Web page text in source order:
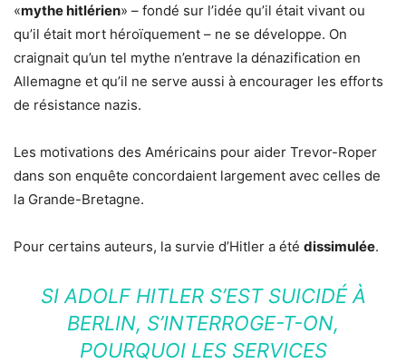
«mythe hitlérien» – fondé sur l’idée qu’il était vivant ou
qu’il était mort héroïquement – ne se développe. On
craignait qu’un tel mythe n’entrave la dénazification en
Allemagne et qu’il ne serve aussi à encourager les efforts
de résistance nazis.
Les motivations des Américains pour aider Trevor-Roper
dans son enquête concordaient largement avec celles de
la Grande-Bretagne.
Pour certains auteurs, la survie d’Hitler a été dissimulée.
SI ADOLF HITLER S’EST SUICIDÉ À
BERLIN, S’INTERROGE-T-ON,
POURQUOI LES SERVICES